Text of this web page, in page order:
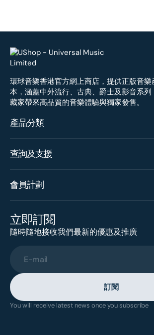
環球音樂香港官方網上商店，提供正版音
本，涵蓋中外流行、古典、爵士及影音系
藏家帶來高品質的音樂體驗與獨家發售。
產品分類
查詢及支援
會員計劃
立即訂閱
隨時隨地接收我們最新的優惠及推廣
E-mail
訂閱
You will receive latest news once you subscribe